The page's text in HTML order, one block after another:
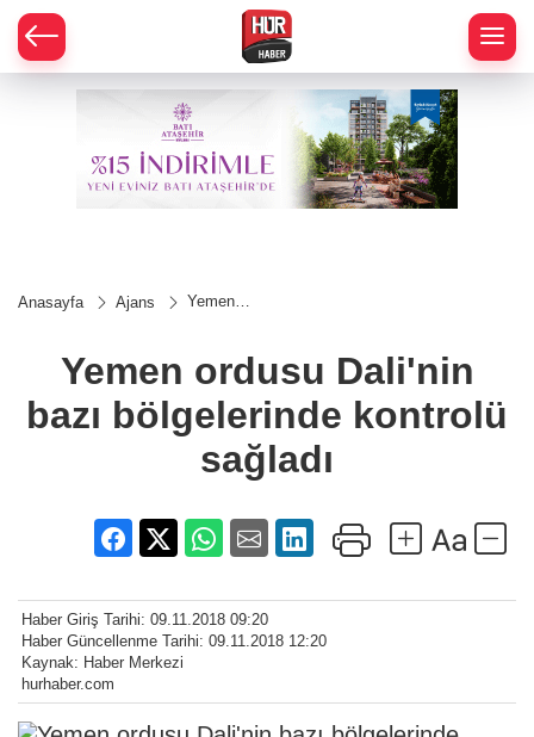
Anasayfa Ajans
Yemen
bölgelerinde
sağladı
Yemen ordusu Dali'nin
bazı bölgelerinde kontrolü
sağladı
Haber Giriş Tarihi: 09.11.2018 09:20
Haber Güncellenme Tarihi: 09.11.2018 12:20
Kaynak: Haber Merkezi
hurhaber.com